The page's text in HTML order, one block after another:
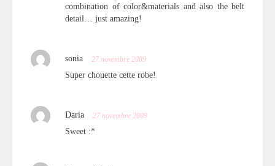
combination of color&materials and also the belt
detail… just amazing!
sonia 27 novembre 2009
Super chouette cette robe!
Daria 27 novembre 2009
Sweet :*